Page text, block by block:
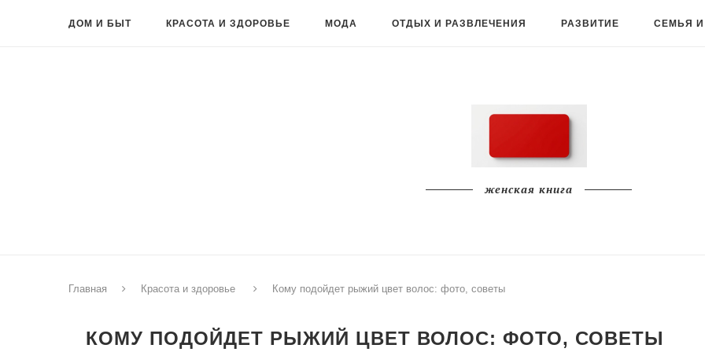
ДОМ И БЫТ КРАСОТА И ЗДОРОВЬЕ МОДА ОТДЫХ И РАЗВЛЕЧЕНИЯ РАЗВИТИЕ СЕМЬЯ И
женская книга
Главная Красота и здоровье Кому подойдет рыжий цвет волос: фото, советы
КОМУ ПОДОЙДЕТ РЫЖИЙ ЦВЕТ ВОЛОС: ФОТО, СОВЕТЫ